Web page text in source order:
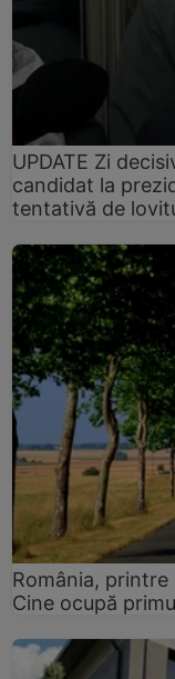
UPDATE Zi
candidat la
tentativă de
România,
Cine ocupă